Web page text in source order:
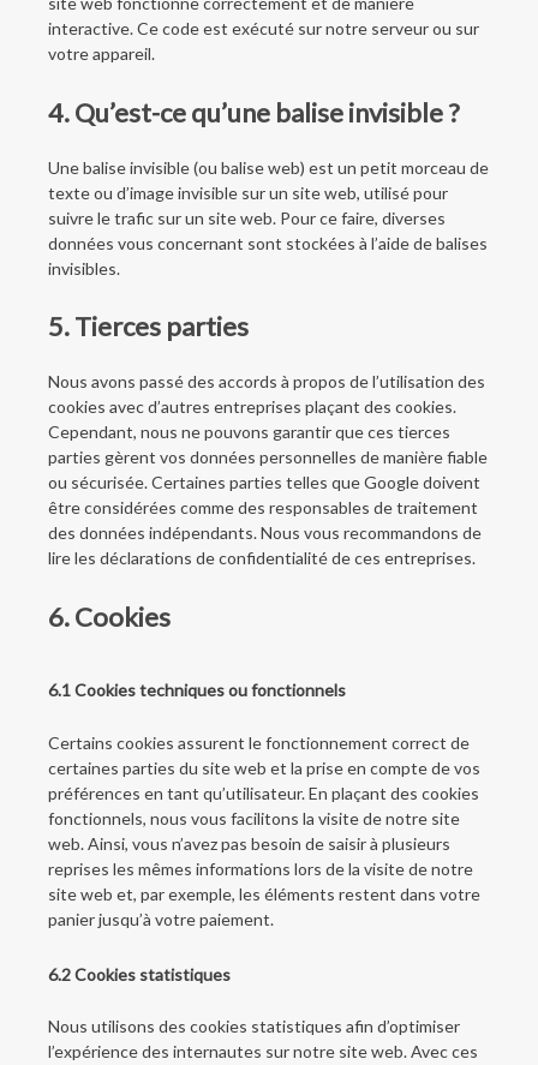
interactive. Ce code est exécuté sur notre serveur ou sur
votre appareil.
4. Qu’est-ce qu’une balise invisible ?
Une balise invisible (ou balise web) est un petit morceau de
texte ou d’image invisible sur un site web, utilisé pour
suivre le trafic sur un site web. Pour ce faire, diverses
données vous concernant sont stockées à l’aide de balises
invisibles.
5. Tierces parties
Nous avons passé des accords à propos de l’utilisation des
cookies avec d’autres entreprises plaçant des cookies.
Cependant, nous ne pouvons garantir que ces tierces
parties gèrent vos données personnelles de manière fiable
ou sécurisée. Certaines parties telles que Google doivent
être considérées comme des responsables de traitement
des données indépendants. Nous vous recommandons de
lire les déclarations de confidentialité de ces entreprises.
6. Cookies
6.1 Cookies techniques ou fonctionnels
Certains cookies assurent le fonctionnement correct de
certaines parties du site web et la prise en compte de vos
préférences en tant qu’utilisateur. En plaçant des cookies
fonctionnels, nous vous facilitons la visite de notre site
web. Ainsi, vous n’avez pas besoin de saisir à plusieurs
reprises les mêmes informations lors de la visite de notre
site web et, par exemple, les éléments restent dans votre
panier jusqu’à votre paiement.
6.2 Cookies statistiques
Nous utilisons des cookies statistiques afin d’optimiser
l’expérience des internautes sur notre site web. Avec ces